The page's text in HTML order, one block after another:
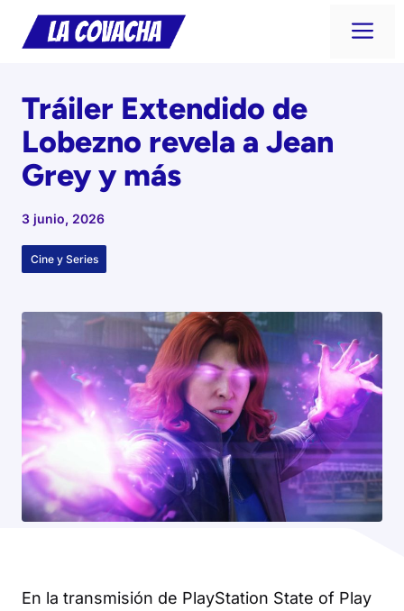
Saltar
Tráiler Extendido de
Lobezno revela a Jean
Grey y más
3 junio, 2026
Cine y Series
En la transmisión de PlayStation State of Play